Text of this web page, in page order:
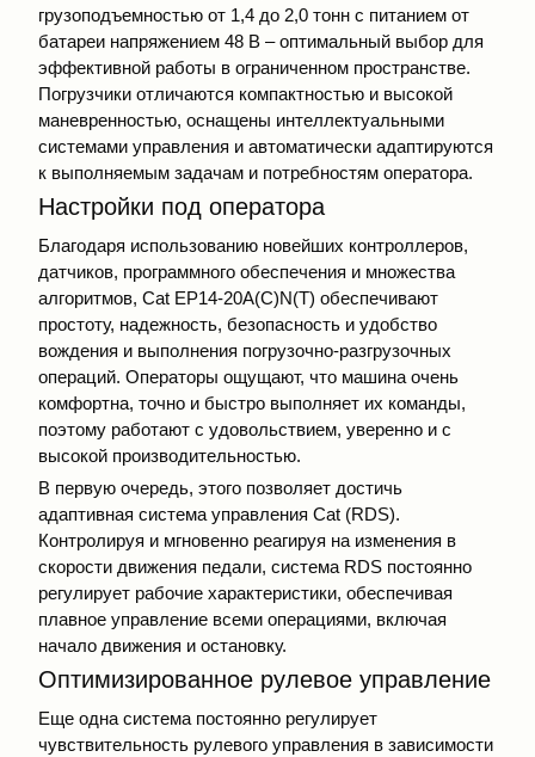
грузоподъемностью от 1,4 до 2,0 тонн с питанием от
батареи напряжением 48 В – оптимальный выбор для
эффективной работы в ограниченном пространстве.
Погрузчики отличаются компактностью и высокой
маневренностью, оснащены интеллектуальными
системами управления и автоматически адаптируются
к выполняемым задачам и потребностям оператора.
Настройки под оператора
Благодаря использованию новейших контроллеров,
датчиков, программного обеспечения и множества
алгоритмов, Cat EP14-20A(C)N(T) обеспечивают
простоту, надежность, безопасность и удобство
вождения и выполнения погрузочно-разгрузочных
операций. Операторы ощущают, что машина очень
комфортна, точно и быстро выполняет их команды,
поэтому работают с удовольствием, уверенно и c
высокой производительностью.
В первую очередь, этого позволяет достичь
адаптивная система управления Cat (RDS).
Контролируя и мгновенно реагируя на изменения в
скорости движения педали, система RDS постоянно
регулирует рабочие характеристики, обеспечивая
плавное управление всеми операциями, включая
начало движения и остановку.
Оптимизированное рулевое управление
Еще одна система постоянно регулирует
чувствительность рулевого управления в зависимости